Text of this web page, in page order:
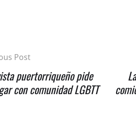
Post
puertorriqueño pide
con comunidad LGBTT